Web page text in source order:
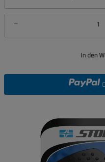
In den